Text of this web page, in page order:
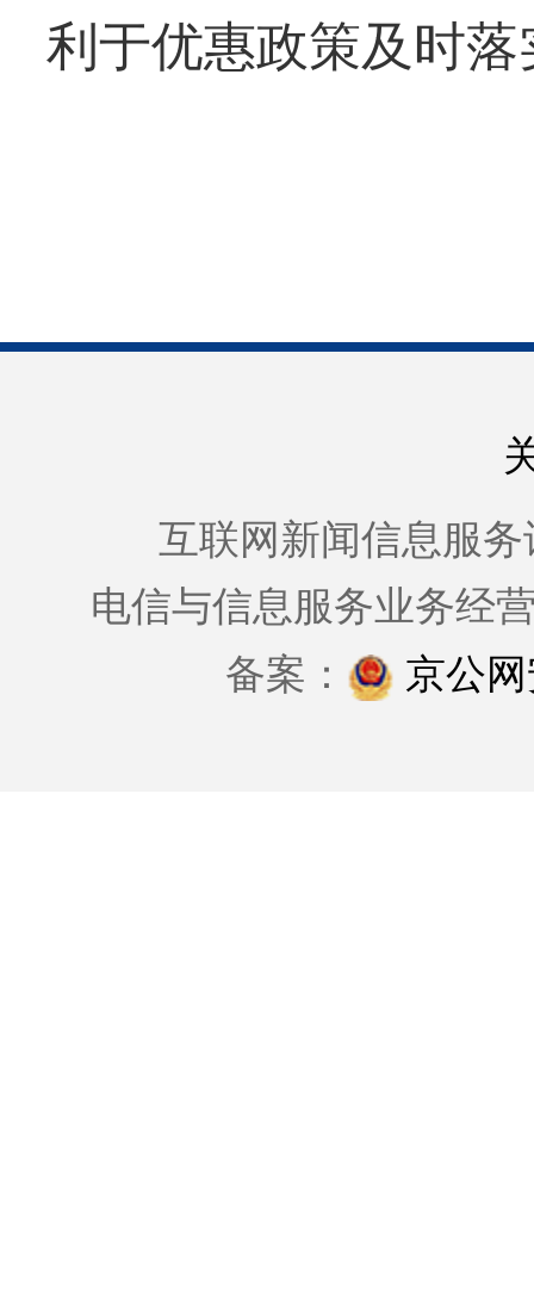
利于优惠政策及时
互联网新闻信息服务
电信与信息服务业务经
备案：
京公网